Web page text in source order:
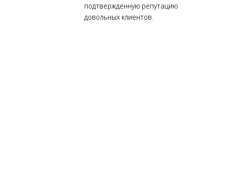
подтвержденную репутацию
довольных клиентов.